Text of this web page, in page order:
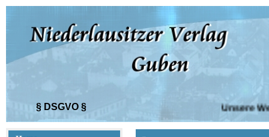
Unsere
§ DSGVO §